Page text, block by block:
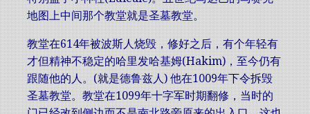
地图上中间那个教堂就是圣墓教堂。
教堂在614年被波斯人烧毁，修好之后，有个年轻有
才但精神不稳定的哈里发哈基姆(Hakim)，至今仍有
跟随他的人。(就是德鲁兹人) 他在1009年下令拆毁
圣墓教堂。教堂在1099年十字军时期翻修，当时的